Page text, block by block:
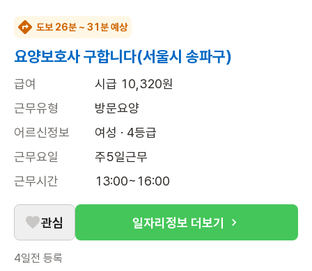
도보 26분 ~ 31분 예상
요양보호사 구합니다(서울시 송파구)
급여
시급 10,320원
근무유형
방문요양
어르신정보
여성 · 4등급
근무요일
주5일근무
근무시간
13:00~16:00
관심 일자리정보 더보기
4일전 등록